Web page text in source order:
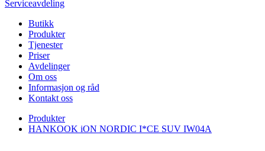
Serviceavdeling
Butikk
Produkter
Tjenester
Priser
Avdelinger
Om oss
Informasjon og råd
Kontakt oss
Produkter
HANKOOK iON NORDIC I*CE SUV IW04A